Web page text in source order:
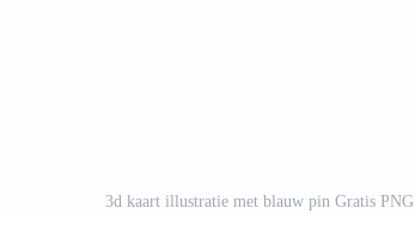
3d kaart illustratie met blauw pin Gratis PNG